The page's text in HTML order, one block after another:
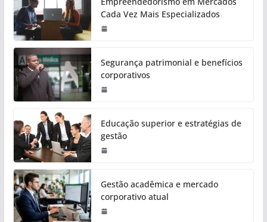
Cada Vez Mais Especializados
Segurança patrimonial e benefícios
corporativos
Educação superior e estratégias de
gestão
Gestão acadêmica e mercado
corporativo atual